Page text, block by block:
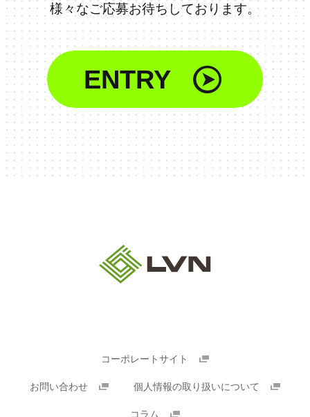
様々なご応募お待ちしております。
ENTRY
コーポレートサイト
お問い合わせ 個人情報の取り扱いについて
コラム